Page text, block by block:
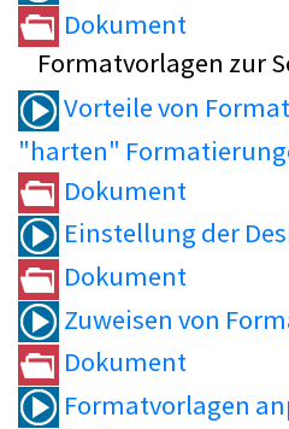
Dokument
Formatvorlagen zur
Vorteile von
"harten"
Dokument
Einstellung der
Dokument
Zuweisen von
Dokument
Formatvorlagen